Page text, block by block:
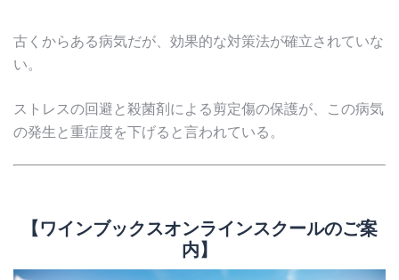
古くからある病気だが、効果的な対策法が確立されていな
い。
ストレスの回避と殺菌剤による剪定傷の保護が、この病気
の発生と重症度を下げると言われている。
【ワインブックスオンラインスクールのご案
内】